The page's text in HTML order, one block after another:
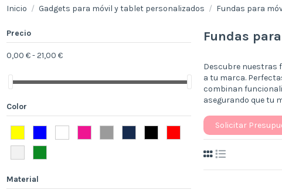
Inicio Gadgets para móvil y tablet personalizados Fundas para
Fundas
Descubre nuestras
a tu marca.
combinan
asegurando que tu
Solicitar
Precio
0,00 € - 21,00 €
Color
Material